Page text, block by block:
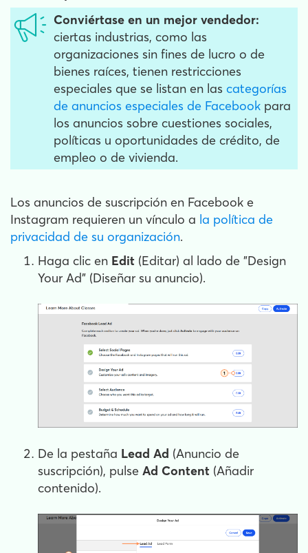
Conviértase en un mejor vendedor:
ciertas industrias, como las
organizaciones sin fines de lucro o de
bienes raíces, tienen restricciones
especiales que se listan en las categorías
de anuncios especiales de Facebook para
los anuncios sobre cuestiones sociales,
políticas u oportunidades de crédito, de
empleo o de vivienda.
Los anuncios de suscripción en Facebook e
Instagram requieren un vínculo a la política de
privacidad de su organización.
Haga clic en Edit (Editar) al lado de "Design
Your Ad" (Diseñar su anuncio).
De la pestaña Lead Ad (Anuncio de
suscripción), pulse Ad Content (Añadir
contenido).